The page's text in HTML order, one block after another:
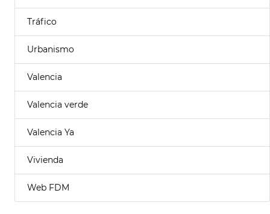
Tráfico
Urbanismo
Valencia
Valencia verde
Valencia Ya
Vivienda
Web FDM